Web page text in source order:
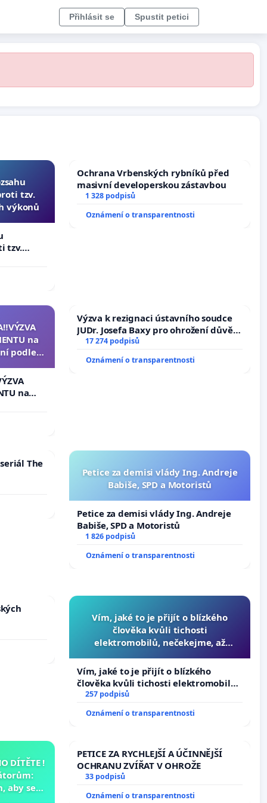
Přihlásit se Spustit petici
tzv.
výkonů
tzv.
Ochrana Vrbenských rybníků před
masivní developerskou zástavbou
1 328 podpisů
Oznámení o transparentnosti
na
podle §
ústavní
na
§
návrhu
ústavní
Výzva k rezignaci ústavního soudce
JUDr. Josefa Baxy pro ohrožení důvěry
ve spravedlivý proces
17 274 podpisů
Oznámení o transparentnosti
The
Petice za demisi vlády Ing. Andreje
Babiše, SPD a Motoristů
Petice za demisi vlády Ing. Andreje
Babiše, SPD a Motoristů
1 826 podpisů
Oznámení o transparentnosti
Vím, jaké to je přijít o blízkého
člověka kvůli tichosti
elektromobilů, nečekejme, až
auta!
Vím, jaké to je přijít o blízkého
člověka kvůli tichosti elektromobilů,
nečekejme, až přibydou další,
zaveďme slyšitelná auta!
257 podpisů
Oznámení o transparentnosti
DÍTĚTE !
aby se
PETICE ZA RYCHLEJŠÍ A ÚČINNĚJŠÍ
OCHRANU ZVÍŘAT V OHROŽE
33 podpisů
Oznámení o transparentnosti